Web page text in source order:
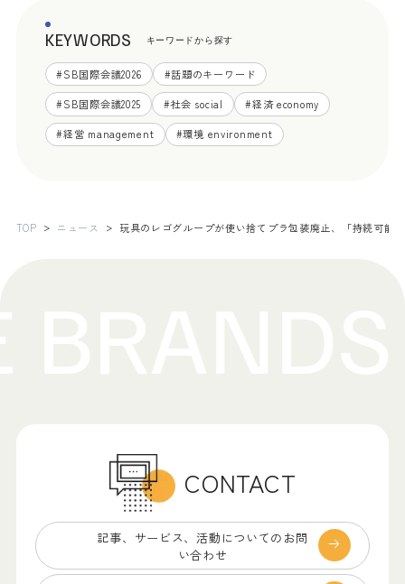
KEYWORDS キーワードから探す
#SB国際会議2026 #話題のキーワード
#SB国際会議2025 #社会 social #経済 economy
#経営 management #環境 environment
TOP ニュース 玩具のレゴグループが使い捨てプラ包装廃止、「持続可能
CONTACT
記事、サービス、 活動についてのお問
い合わせ